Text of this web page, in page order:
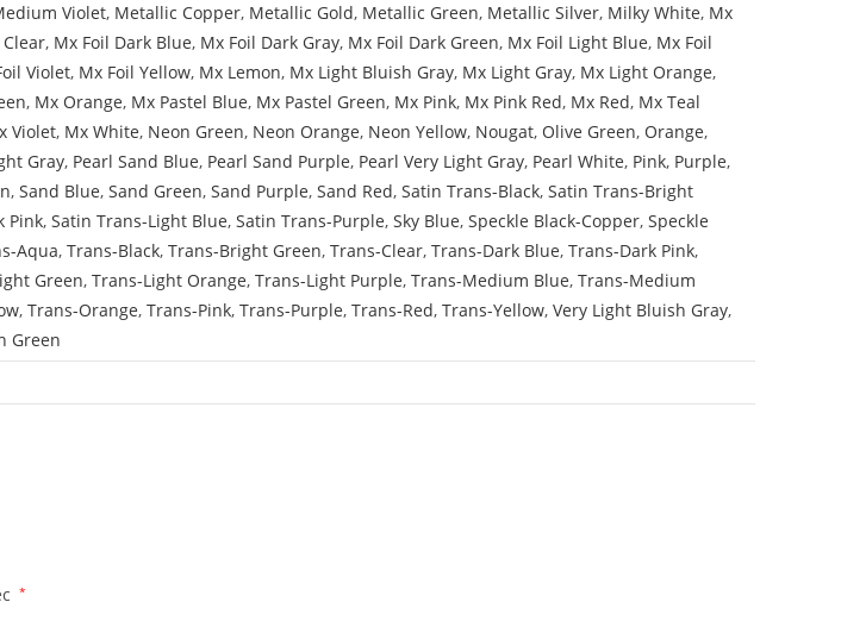
Violet, Metallic Copper, Metallic Gold, Metallic Green, Metallic Silver, Milky White, Mx
, Mx Foil Dark Blue, Mx Foil Dark Gray, Mx Foil Dark Green, Mx Foil Light Blue, Mx Foil
Violet, Mx Foil Yellow, Mx Lemon, Mx Light Bluish Gray, Mx Light Gray, Mx Light Orange,
, Mx Orange, Mx Pastel Blue, Mx Pastel Green, Mx Pink, Mx Pink Red, Mx Red, Mx Teal
Violet, Mx White, Neon Green, Neon Orange, Neon Yellow, Nougat, Olive Green, Orange,
Gray, Pearl Sand Blue, Pearl Sand Purple, Pearl Very Light Gray, Pearl White, Pink, Purple,
, Sand Blue, Sand Green, Sand Purple, Sand Red, Satin Trans-Black, Satin Trans-Bright
Pink, Satin Trans-Light Blue, Satin Trans-Purple, Sky Blue, Speckle Black-Copper, Speckle
Aqua, Trans-Black, Trans-Bright Green, Trans-Clear, Trans-Dark Blue, Trans-Dark Pink,
Green, Trans-Light Orange, Trans-Light Purple, Trans-Medium Blue, Trans-Medium
, Trans-Orange, Trans-Pink, Trans-Purple, Trans-Red, Trans-Yellow, Very Light Bluish Gray,
Green
*